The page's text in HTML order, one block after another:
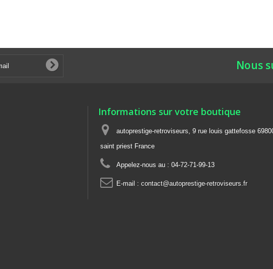
Nous
Informations sur votre boutique
autoprestige-retroviseurs, 9 rue louis gattefosse
saint priest France
Appelez-nous au : 04-72-71-99-13
E-mail : contact@autoprestige-retroviseurs.fr